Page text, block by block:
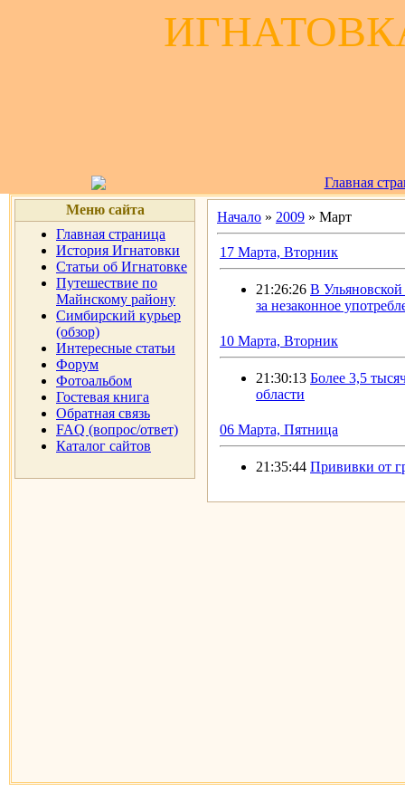
Главная
Меню сайта
Главная страница
История Игнатовки
Статьи об Игнатовке
Путешествие по
Майнскому району
Симбирский курьер
(обзор)
Интересные статьи
Форум
Фотоальбом
Гостевая книга
Обратная связь
FAQ (вопрос/ответ)
Каталог сайтов
Начало » 2009 » Март
17 Марта, Вторник
21:26:26 В
за незаконное
10 Марта, Вторник
21:30:13 Более 3,5
области
06 Марта, Пятница
21:35:44 Прививки от